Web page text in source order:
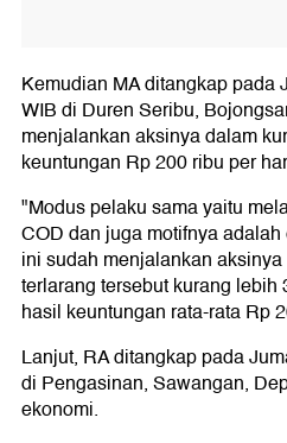
Kemudian MA ditangkap pada
WIB di Duren Seribu,
menjalankan aksinya dalam
keuntungan Rp 200 ribu per
"Modus pelaku sama yaitu
COD dan juga motifnya
ini sudah menjalankan
terlarang tersebut kurang
hasil keuntungan rata-rata Rp
Lanjut, RA ditangkap pada
di Pengasinan, Sawangan,
ekonomi.